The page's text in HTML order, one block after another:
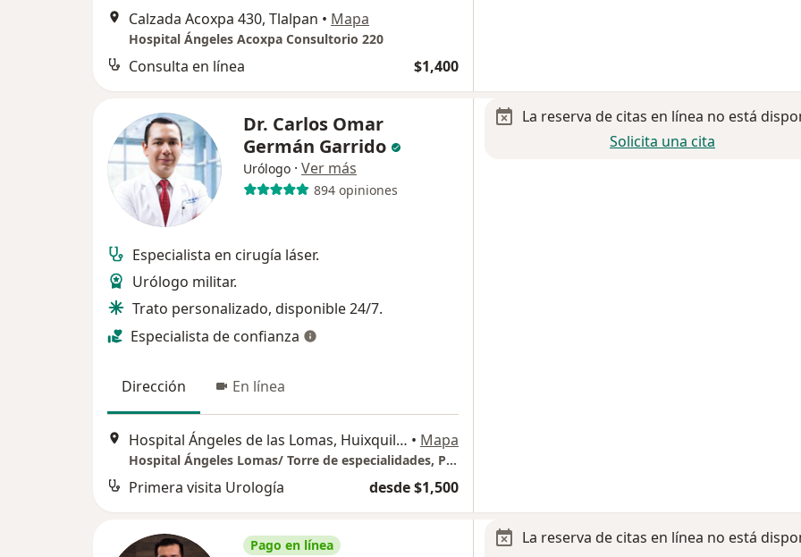
Calzada Acoxpa 430, Tlalpan • Mapa
Hospital Ángeles Acoxpa Consultorio 220
Consulta en línea $1,400
Dr. Carlos Omar
Germán Garrido
Urólogo · Ver más
894 opiniones
Especialista en cirugía láser.
Urólogo militar.
Trato personalizado, disponible 24/7.
Especialista de confianza
Dirección En línea
Hospital Ángeles de las Lomas, Huixquilucan • Mapa
Hospital Ángeles Lomas/ Torre de especialidades, Piso 4, Centro Urológico, Consultorio 12
Primera visita Urología desde $1,500
La reserva de citas en línea no está
Solicita una cita
Pago en línea
La reserva de citas en línea no está